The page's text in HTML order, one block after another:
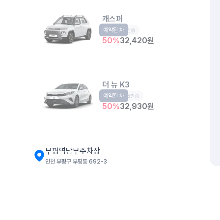
캐스퍼
경형 4인승
50%32,420원
예약된 차
더 뉴 K3
준중형 5인승
50%32,930원
예약된 차
부평역남부주차장
인천 부평구 부평동 692-3